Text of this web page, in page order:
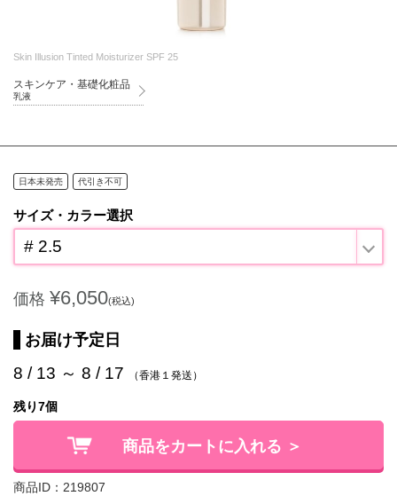
Skin Illusion Tinted Moisturizer SPF 25
スキンケア・基礎化粧品
乳液
日本未発売 代引き不可
サイズ・カラー選択
# 2.5
価格 ¥6,050(税込)
お届け予定日
8 / 13 ～ 8 / 17 （香港１発送）
残り7個
商品をカートに入れる ＞
商品ID：219807